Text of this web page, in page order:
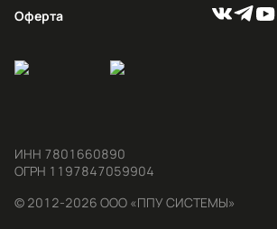
Оферта
ИНН 7801660890
ОГРН 1197847059904
© 2012-2026 ООО «ППУ СИСТЕМЫ»